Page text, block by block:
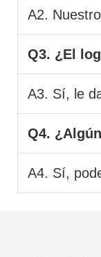
A2.
Q3. ¿El
A3. Sí, le
Q4.
A4. Sí,